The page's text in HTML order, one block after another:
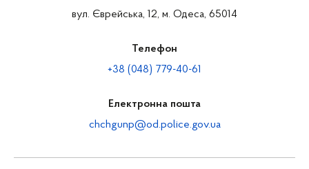
вул. Єврейська, 12, м. Одеса, 65014
Телефон
+38 (048) 779-40-61
Електронна пошта
chchgunp@od.police.gov.ua